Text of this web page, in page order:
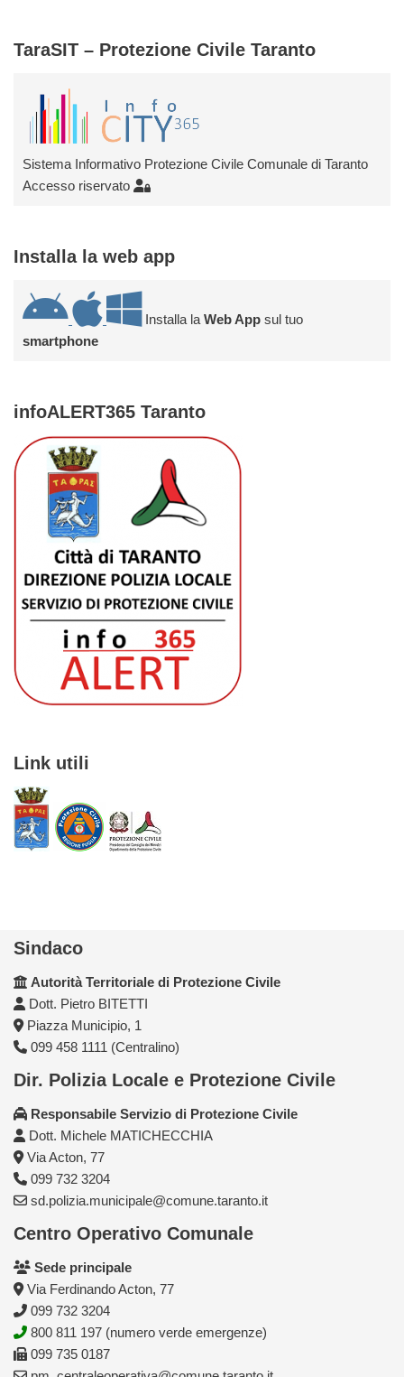
TaraSIT – Protezione Civile Taranto
Sistema Informativo Protezione Civile Comunale di Taranto
Accesso riservato
Installa la web app
Installa la Web App sul tuo
smartphone
infoALERT365 Taranto
Link utili
Sindaco
Autorità Territoriale di Protezione Civile
Dott. Pietro BITETTI
Piazza Municipio, 1
099 458 1111 (Centralino)
Dir. Polizia Locale e Protezione Civile
Responsabile Servizio di Protezione Civile
Dott. Michele MATICHECCHIA
Via Acton, 77
099 732 3204
sd.polizia.municipale@comune.taranto.it
Centro Operativo Comunale
Sede principale
Via Ferdinando Acton, 77
099 732 3204
800 811 197 (numero verde emergenze)
099 735 0187